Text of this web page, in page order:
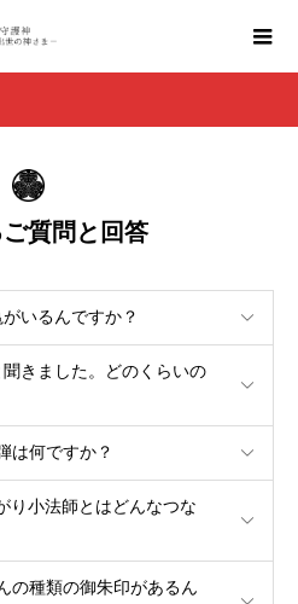
質問と回答
いるんですか？
きました。どのくらいの
は何ですか？
り小法師とはどんなつな
の種類の御朱印があるん